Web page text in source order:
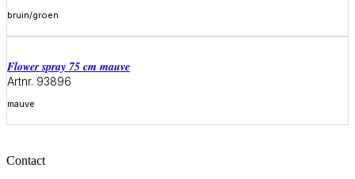
bruin/groen
Meer informatie
flower spray 75 cm mauve
Artnr. 93896
mauve
Contact